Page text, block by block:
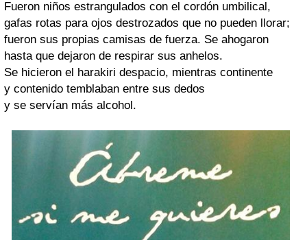
Fueron niños estrangulados con el cordón umbilical,
gafas rotas para ojos destrozados que no pueden llorar;
fueron sus propias camisas de fuerza. Se ahogaron
hasta que dejaron de respirar sus anhelos.
Se hicieron el harakiri despacio, mientras continente
y contenido temblaban entre sus dedos
y se servían más alcohol.